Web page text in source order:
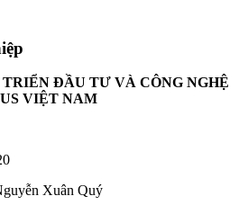
ĐẦU TƯ VÀ CÔNG NGHỆ
VIỆT NAM
Xuân Quý